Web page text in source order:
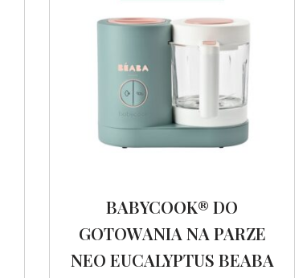
BABYCOOK® DO
GOTOWANIA NA PARZE
NEO EUCALYPTUS BEABA